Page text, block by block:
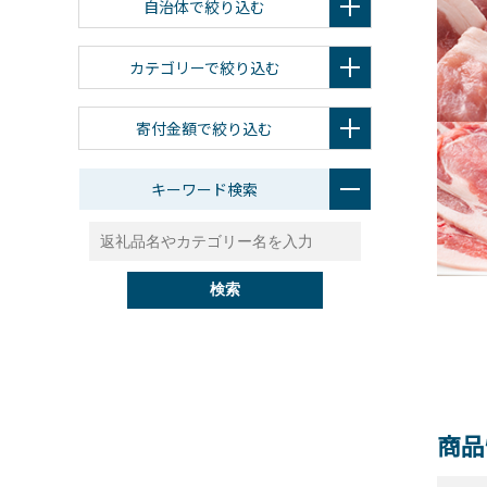
商
自治体で絞り込む
カテゴリーで絞り込む
寄付金額で絞り込む
キーワード検索
検索